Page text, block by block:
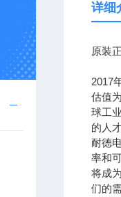
详细
原装
2017
估值
球工
的人
耐德
率和
将成
们的